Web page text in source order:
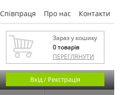
Співпраця Про нас Контакти
Зараз у кошику
0товарів
ПЕРЕГЛЯНУТИ
Вхід / Реєстрація